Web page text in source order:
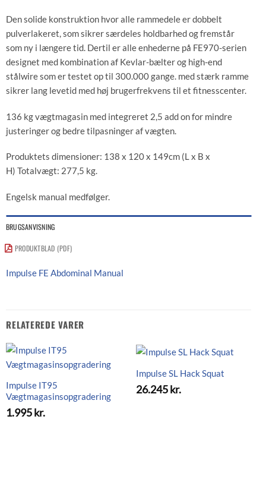
Den solide konstruktion hvor alle rammedele er dobbelt
pulverlakeret, som sikrer særdeles holdbarhed og fremstår
som ny i længere tid. Dertil er alle enhederne på FE970-serien
designet med kombination af Kevlar-bælter og high-end
stålwire som er testet op til 300.000 gange. med stærk ramme
sikrer lang levetid med høj brugerfrekvens til et fitnesscenter.
136 kg vægtmagasin med integreret 2,5 add on for mindre
justeringer og bedre tilpasninger af vægten.
Produktets dimensioner: 138 x 120 x 149cm (L x B x
H) Totalvægt: 277,5 kg.
Engelsk manual medfølger.
BRUGSANVISNING
PRODUKTBLAD (PDF)
Impulse FE Abdominal Manual
RELATEREDE VARER
Impulse IT95
Vægtmagasinsopgradering
1.995kr.
Impulse SL Hack Squat
26.245kr.